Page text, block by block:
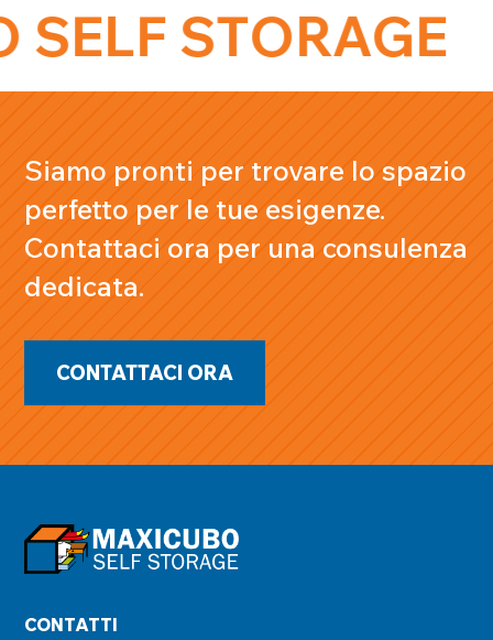
STORAGE
Siamo pronti per trovare lo spazio
perfetto per le tue esigenze.
Contattaci ora per una consulenza
dedicata.
CONTATTACI ORA
CONTATTI